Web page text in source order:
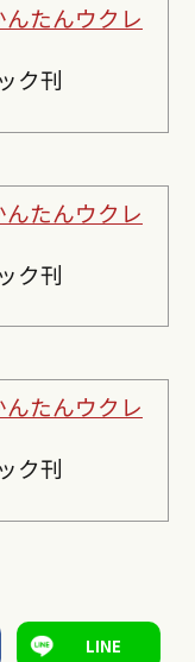
たんウクレ
ク刊
たんウクレ
ク刊
たんウクレ
ク刊
LINE